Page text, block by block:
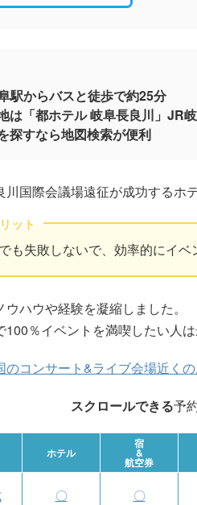
駅からバスと徒歩で約25分
は「都ホテル 岐阜長良川」JR
探すなら地図検索が便利
国際会議場遠征が成功するホ
ット
も失敗しないで、効率的にイベ
ハウや経験を凝縮しました。
％イベントを満喫したい人は
のコンサート&ライブ会場近く
スクロールできる予
ホテル
宿
&
航空券
〇 〇